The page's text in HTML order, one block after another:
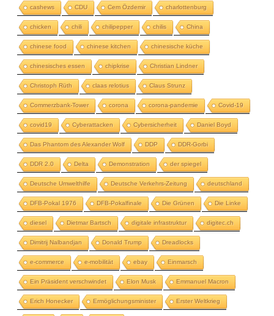
cashews CDU Cem Özdemir charlottenburg
chicken chili chilipepper chilis China
chinese food chinese kitchen chinesische küche
chinesisches essen chipkrise Christian Lindner
Christoph Rüth claas relotius Claus Strunz
Commerzbank-Tower corona corona-pandemie Covid-19
covid19 Cyberattacken Cybersicherheit Daniel Boyd
Das Phantom des Alexander Wolf DDP DDR-Gorbi
DDR 2.0 Delta Demonstration der spiegel
Deutsche Umwelthilfe Deutsche Verkehrs-Zeitung deutschland
DFB-Pokal 1976 DFB-Pokalfinale Die Grünen Die Linke
diesel Dietmar Bartsch digitale infrastruktur digitec.ch
Dimitrij Nalbandjan Donald Trump Dreadlocks
e-commerce e-mobilität ebay Einmarsch
Ein Präsident verschwindet Elon Musk Emmanuel Macron
Erich Honecker Ermöglichungsminister Erster Weltkrieg